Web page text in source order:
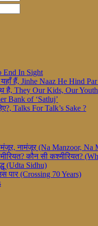
End In Sight
यहाँ हैं, Jinhe Naaz He Hind
है, They Our Kids, Our Youth
Bank of ‘Satluj’
Talks For Talk’s Sake ?
नामंजूर (Na Manzoor, Na
कौन सी कश्मीरियत?
(Udta Sidhu)
पार (Crossing 70 Years)